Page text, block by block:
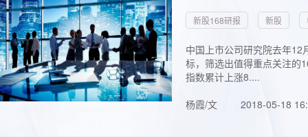
新股168研报 新股
中国上市公司研究院去年
标，筛选出值得重点关注的
指数累计上涨8....
杨霞/文
2018-05-18